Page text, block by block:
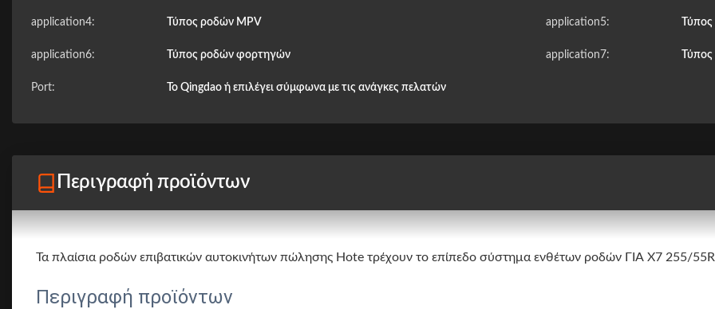
application4: Τύπος ροδών MPV application5:
application6: Τύπος ροδών φορτηγών application7:
Port: Το Qingdao ή επιλέγει σύμφωνα με τις ανάγκες πελατών
Περιγραφή προϊόντων
Τα πλαίσια ροδών επιβατικών αυτοκινήτων πώλησης Hote τρέχουν το επίπεδο σύστημα ενθέτων ροδών ΓΙΑ X7 255/
Περιγραφή προϊόντων